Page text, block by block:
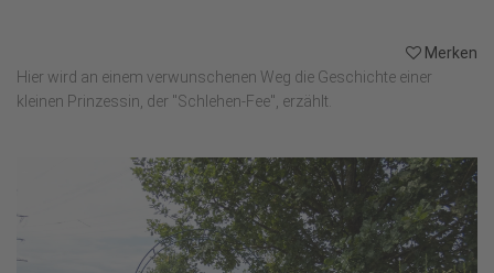
Merken
Hier wird an einem verwunschenen Weg die Geschichte einer
kleinen Prinzessin, der "Schlehen-Fee", erzählt.